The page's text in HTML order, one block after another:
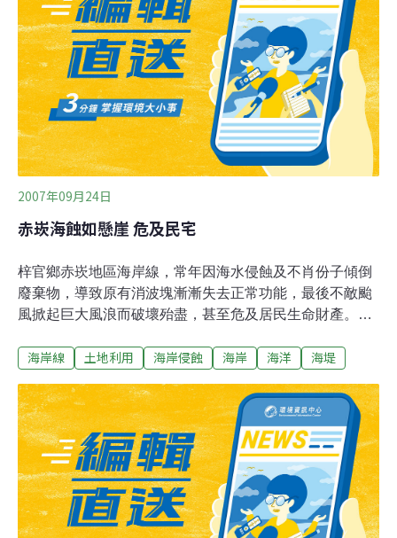
靠著耙文蛤來養家活口。第一次看到漁民在潮間帶耙文蛤
的身影，對比背後的高樓華廈，就像是一幅台灣現代版的
米勒名畫「拾穗」，在城市高度發展的過程中，台灣首善
之區的角落，還有一群老漁民依賴海洋的賜與，簡單的維
持生活所需。
2007年09月24日
赤崁海蝕如懸崖 危及民宅
梓官鄉赤崁地區海岸線，常年因海水侵蝕及不肖份子傾倒
廢棄物，導致原有消波塊漸漸失去正常功能，最後不敵颱
風掀起巨大風浪而破壞殆盡，甚至危及居民生命財產。最
量土石崩塌毀壞的情況，造成原本的海岸線往內縮減，側
前也面臨「走山」危機，住戶生命財產安全飽受威脅。就
在梓官鄉公所盡力爭取經費興建赤崁海堤步道，希望能重
新賦予漁村新生命，同時帶動地方商機繁榮時，這起事件
又讓海蝕議題再度浮上檯面。
海岸線 土地利用 海岸侵蝕 海岸 海洋 海堤